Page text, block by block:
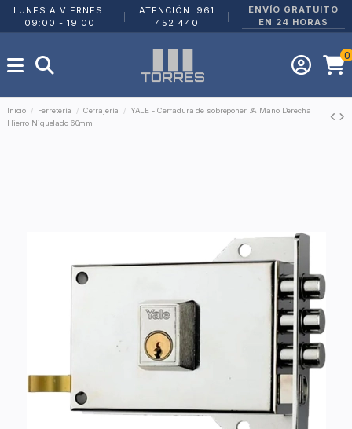
LUNES A VIERNES:
09:00 - 19:00
ATENCIÓN: 961
452 440
ENVÍO GRATUITO
EN 24 HORAS
0
Inicio Ferretería Cerrajería
YALE - Cerradura de sobreponer 7A Mano Derecha
Hierro Niquelado 60mm